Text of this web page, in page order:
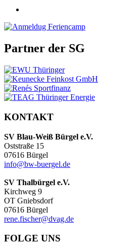
Partner der SG
KONTAKT
SV Blau-Weiß Bürgel e.V.
Oststraße 15
07616 Bürgel
info@bw-buergel.de
SV Thalbürgel e.V.
Kirchweg 9
OT Gniebsdorf
07616 Bürgel
rene.fischer@dvag.de
FOLGE UNS